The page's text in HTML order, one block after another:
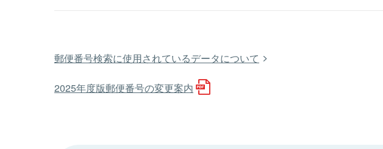
郵便番号検索に使用されているデータについて
2025年度版郵便番号の変更案内